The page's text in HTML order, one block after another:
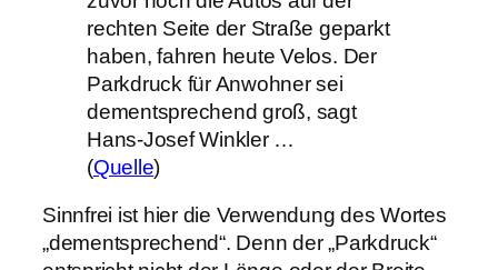
rechten Seite der Straße geparkt
haben, fahren heute Velos. Der
Parkdruck für Anwohner sei
dementsprechend groß, sagt
Hans-Josef Winkler …
(Quelle)
Sinnfrei ist hier die Verwendung des Wortes
„dementsprechend“. Denn der „Parkdruck“